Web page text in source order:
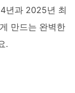
년과 2025년 최
만드는 완벽한
.